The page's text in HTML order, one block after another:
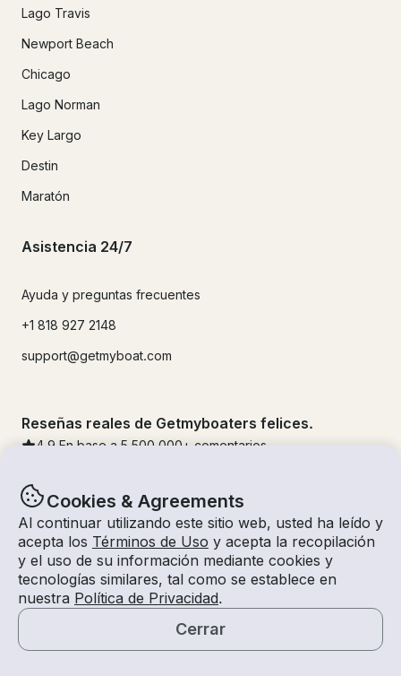
Cookies & Agreements
Al continuar utilizando este sitio web, usted ha leído y
acepta los Términos de Uso y acepta la recopilación
y el uso de su información mediante cookies y
tecnologías similares, tal como se establece en
nuestra Política de Privacidad.
Cerrar
Lago Travis
Newport Beach
Chicago
Lago Norman
Key Largo
Destin
Maratón
Asistencia 24/7
Ayuda y preguntas frecuentes
+1 818 927 2148
support@getmyboat.com
Reseñas reales de Getmyboaters felices.
4.9 En base a 5 500,000 + comentarios
© Getmyboat 2026TérminosPrivacidad